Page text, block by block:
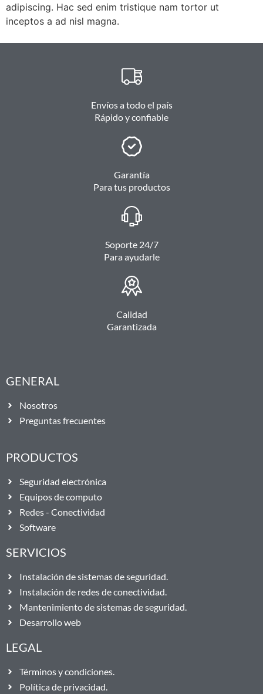
adipiscing. Hac sed enim tristique nam tortor ut
inceptos a ad nisl magna.
Envíos a todo el país
Rápido y confiable
Garantía
Para tus productos
Soporte 24/7
Para ayudarle
Calidad
Garantizada
GENERAL
Nosotros
Preguntas frecuentes
PRODUCTOS
Seguridad electrónica
Equipos de computo
Redes - Conectividad
Software
SERVICIOS
Instalación de sistemas de seguridad.
Instalación de redes de conectividad.
Mantenimiento de sistemas de seguridad.
Desarrollo web
LEGAL
Términos y condiciones.
Política de privacidad.